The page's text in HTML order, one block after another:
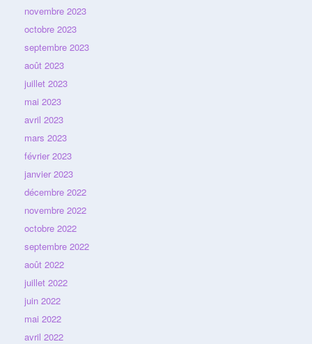
novembre 2023
octobre 2023
septembre 2023
août 2023
juillet 2023
mai 2023
avril 2023
mars 2023
février 2023
janvier 2023
décembre 2022
novembre 2022
octobre 2022
septembre 2022
août 2022
juillet 2022
juin 2022
mai 2022
avril 2022